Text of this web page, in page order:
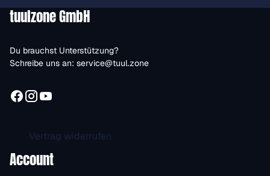
tuulzone GmbH
Du brauchst Unterstützung?
Schreibe uns an: service@tuul.zone
Vertrag widerrufen
Account